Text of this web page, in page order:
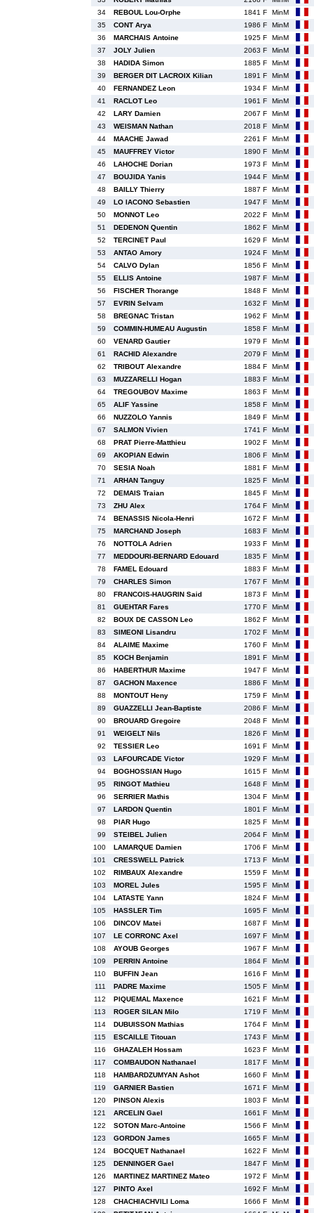
34
REBOUL Lou-Orphe 1841 F
MinM
35
CONT Arya 1986 F
MinM
36
MARCHAIS Antoine 1925 F
MinM
37
JOLY Julien 2063 F
MinM
38
HADIDA Simon 1885 F
MinM
39
BERGER DIT LACROIX Kilian 1891 F
MinM
40
FERNANDEZ Leon 1934 F
MinM
41
RACLOT Leo 1961 F
MinM
42
LARY Damien 2067 F
MinM
43
WEISMAN Nathan 2018 F
MinM
44
MAACHE Jawad 2261 F
MinM
45
MAUFFREY Victor 1890 F
MinM
46
LAHOCHE Dorian 1973 F
MinM
47
BOUJIDA Yanis 1944 F
MinM
48
BAILLY Thierry 1887 F
MinM
49
LO IACONO Sebastien 1947 F
MinM
50
MONNOT Leo 2022 F
MinM
51
DEDENON Quentin 1862 F
MinM
52
TERCINET Paul 1629 F
MinM
53
ANTAO Amory 1924 F
MinM
54
CALVO Dylan 1856 F
MinM
55
ELLIS Antoine 1987 F
MinM
56
FISCHER Thorange 1848 F
MinM
57
EVRIN Selvam 1632 F
MinM
58
BREGNAC Tristan 1962 F
MinM
59
COMMIN-HUMEAU Augustin 1858 F
MinM
60
VENARD Gautier 1979 F
MinM
61
RACHID Alexandre 2079 F
MinM
62
TRIBOUT Alexandre 1884 F
MinM
63
MUZZARELLI Hogan 1883 F
MinM
64
TREGOUBOV Maxime 1863 F
MinM
65
ALIF Yassine 1858 F
MinM
66
NUZZOLO Yannis 1849 F
MinM
67
SALMON Vivien 1741 F
MinM
68
PRAT Pierre-Matthieu 1902 F
MinM
69
AKOPIAN Edwin 1806 F
MinM
70
SESIA Noah 1881 F
MinM
71
ARHAN Tanguy 1825 F
MinM
72
DEMAIS Traian 1845 F
MinM
73
ZHU Alex 1764 F
MinM
74
BENASSIS Nicola-Henri 1672 F
MinM
75
MARCHAND Joseph 1683 F
MinM
76
NOTTOLA Adrien 1933 F
MinM
77
MEDDOURI-BERNARD Edouard 1835 F
MinM
78
FAMEL Edouard 1883 F
MinM
79
CHARLES Simon 1767 F
MinM
80
FRANCOIS-HAUGRIN Said 1873 F
MinM
81
GUEHTAR Fares 1770 F
MinM
82
BOUX DE CASSON Leo 1862 F
MinM
83
SIMEONI Lisandru 1702 F
MinM
84
ALAIME Maxime 1760 F
MinM
85
KOCH Benjamin 1891 F
MinM
86
HABERTHUR Maxime 1947 F
MinM
87
GACHON Maxence 1886 F
MinM
88
MONTOUT Heny 1759 F
MinM
89
GUAZZELLI Jean-Baptiste 2086 F
MinM
90
BROUARD Gregoire 2048 F
MinM
91
WEIGELT Nils 1826 F
MinM
92
TESSIER Leo 1691 F
MinM
93
LAFOURCADE Victor 1929 F
MinM
94
BOGHOSSIAN Hugo 1615 F
MinM
95
RINGOT Mathieu 1648 F
MinM
96
SERRIER Mathis 1304 F
MinM
97
LARDON Quentin 1801 F
MinM
98
PIAR Hugo 1825 F
MinM
99
STEIBEL Julien 2064 F
MinM
100
LAMARQUE Damien 1706 F
MinM
101
CRESSWELL Patrick 1713 F
MinM
102
RIMBAUX Alexandre 1559 F
MinM
103
MOREL Jules 1595 F
MinM
104
LATASTE Yann 1824 F
MinM
105
HASSLER Tim 1695 F
MinM
106
DINCOV Matei 1687 F
MinM
107
LE CORRONC Axel 1697 F
MinM
108
AYOUB Georges 1967 F
MinM
109
PERRIN Antoine 1864 F
MinM
110
BUFFIN Jean 1616 F
MinM
111
PADRE Maxime 1505 F
MinM
112
PIQUEMAL Maxence 1621 F
MinM
113
ROGER SILAN Milo 1719 F
MinM
114
DUBUISSON Mathias 1764 F
MinM
115
ESCAILLE Titouan 1743 F
MinM
116
GHAZALEH Hossam 1623 F
MinM
117
COMBAUDON Nathanael 1817 F
MinM
118
HAMBARDZUMYAN Ashot 1660 F
MinM
119
GARNIER Bastien 1671 F
MinM
120
PINSON Alexis 1803 F
MinM
121
ARCELIN Gael 1661 F
MinM
122
SOTON Marc-Antoine 1566 F
MinM
123
GORDON James 1665 F
MinM
124
BOCQUET Nathanael 1622 F
MinM
125
DENNINGER Gael 1847 F
MinM
126
MARTINEZ MARTINEZ Mateo 1972 F
MinM
127
PINTO Axel 1692 F
MinM
128
CHACHIACHVILI Loma 1666 F
MinM